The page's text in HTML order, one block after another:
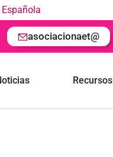
Recursos
asociacionaet@